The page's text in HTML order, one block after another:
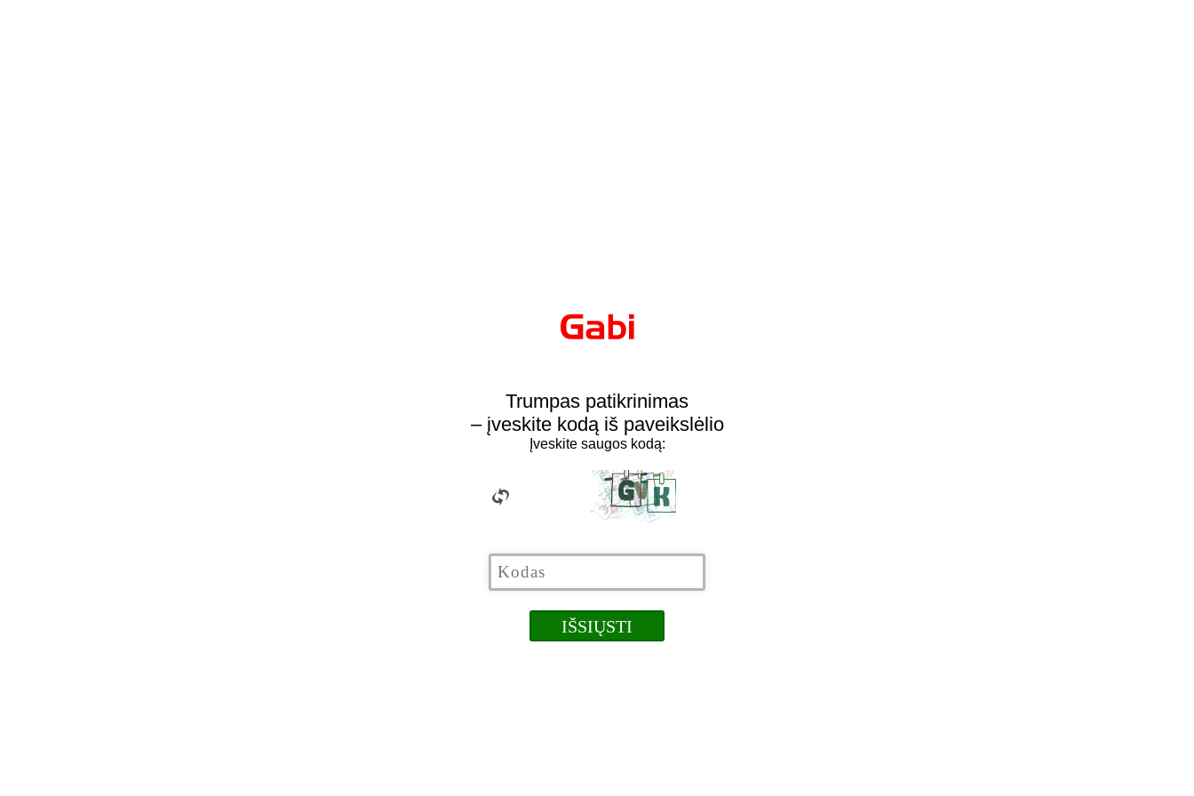
Trumpas patikrinimas
– įveskite kodą iš paveikslėlio
Įveskite saugos kodą: